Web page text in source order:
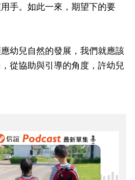
手。如此一來，期望下的要
幼兒自然的發展，我們就應該
從協助與引導的角度，許幼兒